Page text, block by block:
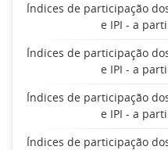
Índices de participação
e IPI - a
Índices de participação
e IPI - a
Índices de participação
e IPI - a
Índices de participação